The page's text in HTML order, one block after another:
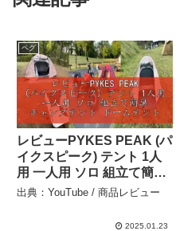
ペグ
レビューPYKES PEAK (パ
イクスピーク) テント 1人
用 一人用 ソロ 組立て簡単
キャンプテント ドームテ
グ ペグ・ロープ・キャリ
出典：YouTube / 商品レビュー
2025.01.23